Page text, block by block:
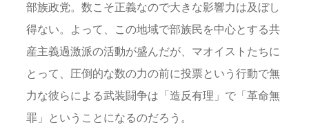
部族政党。数こそ正義なので大きな影響力は及ぼし
得ない。よって、この地域で部族民を中心とする共
産主義過激派の活動が盛んだが、マオイストたちに
とって、圧倒的な数の力の前に投票という行動で無
力な彼らによる武装闘争は「造反有理」で「革命無
罪」ということになるのだろう。